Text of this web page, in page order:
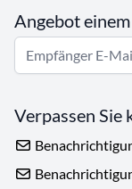
Angebot
Verpassen Sie